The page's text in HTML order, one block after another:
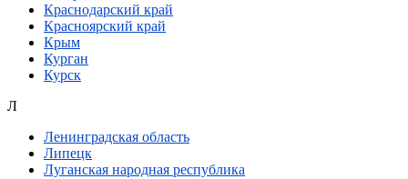
Краснодарский край
Красноярский край
Крым
Курган
Курск
Л
Ленинградская область
Липецк
Луганская народная республика